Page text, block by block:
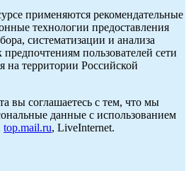
применяются рекомендательные
технологии предоставления
систематизации и анализа
пользователей сети
на территории Российской
вы соглашаетесь с тем, что мы
данные с использованием
top.mail.ru, LiveInternet.